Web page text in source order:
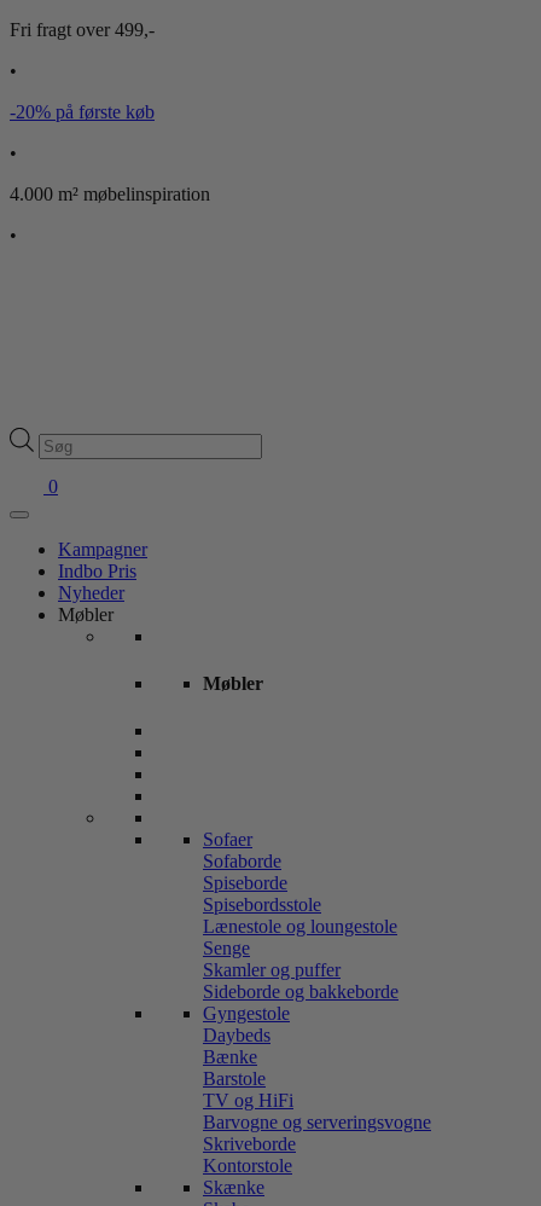
Fri fragt over 499,-
•
-20% på første køb
•
4.000 m² møbelinspiration
•
Products
search
0
Kampagner
Indbo Pris
Nyheder
Møbler
Møbler
Sofaer
Sofaborde
Spiseborde
Spisebordsstole
Lænestole og loungestole
Senge
Skamler og puffer
Sideborde og bakkeborde
Gyngestole
Daybeds
Bænke
Barstole
TV og HiFi
Barvogne og serveringsvogne
Skriveborde
Kontorstole
Skænke